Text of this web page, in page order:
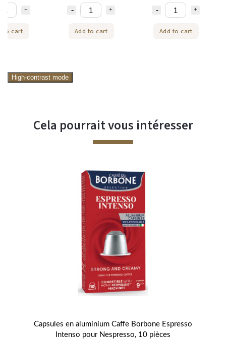
to cart Add to cart Add to cart
High-contrast mode
Cela pourrait vous intéresser
Capsules en aluminium Caffe Borbone Espresso
Intenso pour Nespresso, 10 pièces